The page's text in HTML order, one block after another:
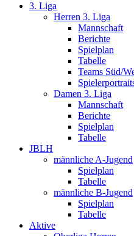
3. Liga
Herren 3. Liga
Mannschaft
Berichte
Spielplan
Tabelle
Teams Süd/
Damen 3. Liga
Mannschaft
Berichte
Spielplan
Tabelle
JBLH
männliche A-Jugend
Spielplan
Tabelle
männliche B-Jugend
Spielplan
Tabelle
Aktive